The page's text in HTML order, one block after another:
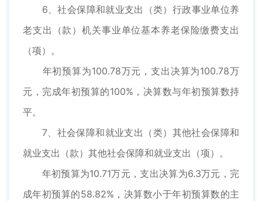
6、社会保障和就业支出（类）行政事业单位养
老支出（款）机关事业单位基本养老保险缴费支出
（项）。
年初预算为100.78万元，支出决算为100.78万
元，完成年初预算的100%，决算数与年初预算数持
平。
7、社会保障和就业支出（类）其他社会保障和
就业支出（款）其他社会保障和就业支出（项）。
年初预算为10.71万元，支出决算为6.3万元，完
成年初预算的58.82%，决算数小于年初预算数的主